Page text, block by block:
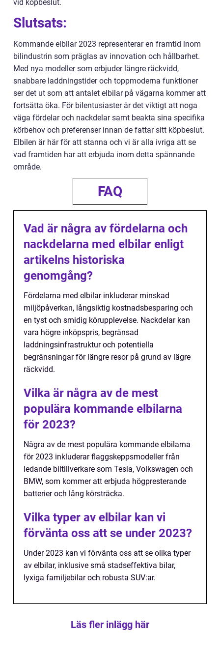
vid köpbeslut.
Slutsats:
Kommande elbilar 2023 representerar en framtid inom
bilindustrin som präglas av innovation och hållbarhet.
Med nya modeller som erbjuder längre räckvidd,
snabbare laddningstider och toppmoderna funktioner
ser det ut som att antalet elbilar på vägarna kommer att
fortsätta öka. För bilentusiaster är det viktigt att noga
väga fördelar och nackdelar samt beakta sina specifika
körbehov och preferenser innan de fattar sitt köpbeslut.
Elbilen är här för att stanna och vi är alla ivriga att se
vad framtiden har att erbjuda inom detta spännande
område.
FAQ
Vad är några av fördelarna och
nackdelarna med elbilar enligt
artikelns historiska
genomgång?
Fördelarna med elbilar inkluderar minskad
miljöpåverkan, långsiktig kostnadsbesparing och
en tyst och smidig körupplevelse. Nackdelar kan
vara högre inköpspris, begränsad
laddningsinfrastruktur och potentiella
begränsningar för längre resor på grund av lägre
räckvidd.
Vilka är några av de mest
populära kommande elbilarna
för 2023?
Några av de mest populära kommande elbilarna
för 2023 inkluderar flaggskeppsmodeller från
ledande biltillverkare som Tesla, Volkswagen och
BMW, som kommer att erbjuda högpresterande
batterier och lång körsträcka.
Vilka typer av elbilar kan vi
förvänta oss att se under 2023?
Under 2023 kan vi förvänta oss att se olika typer
av elbilar, inklusive små stadseffektiva bilar,
lyxiga familjebilar och robusta SUV:ar.
Läs fler inlägg här